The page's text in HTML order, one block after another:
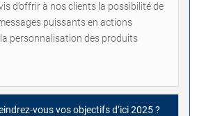
d’offrir à nos clients la possibilité de
puissants en actions
personnalisation des produits
vous vos objectifs d’ici 2025 ?